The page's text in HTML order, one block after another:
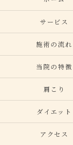
サービス
施術の流れ
当院の特徴
肩こり
ダイエット
アクセス